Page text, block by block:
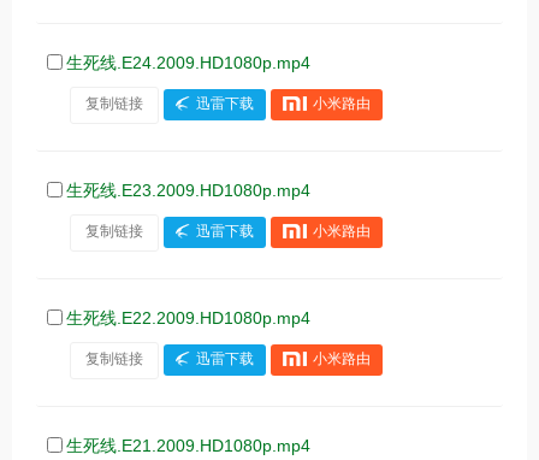
生死线.E24.2009.HD1080p.mp4
复制链接 迅雷下载 小米路由
生死线.E23.2009.HD1080p.mp4
复制链接 迅雷下载 小米路由
生死线.E22.2009.HD1080p.mp4
复制链接 迅雷下载 小米路由
生死线.E21.2009.HD1080p.mp4